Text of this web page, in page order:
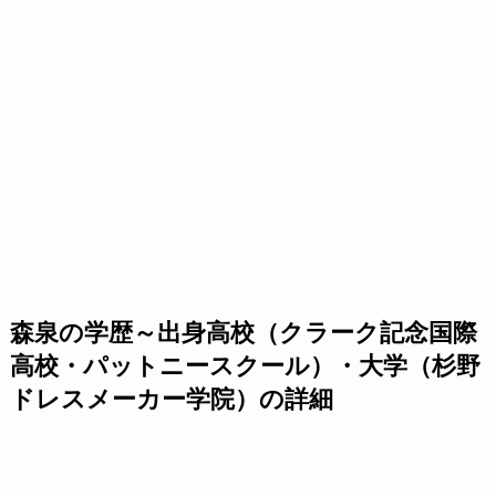
森泉の学歴～出身高校（クラーク記念国際
高校・パットニースクール）・大学（杉野
ドレスメーカー学院）の詳細